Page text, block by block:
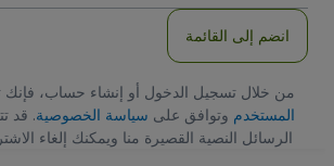
انضم إلى القائمة
من خلال تسجيل الدخول أو إنشاء حساب، فإنك
المستخدم وتوافق على سياسة الخصوصية. قد
الرسائل النصية القصيرة منا ويمكنك إلغاء